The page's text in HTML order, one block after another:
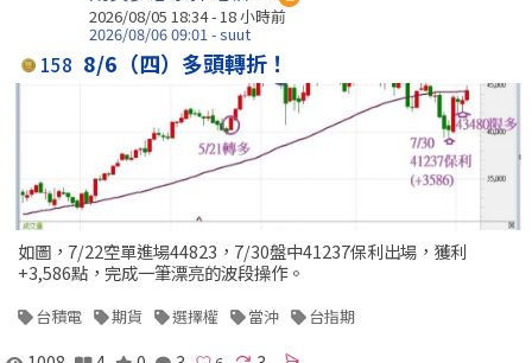
2026/08/05 18:34 - 18 小時前
2026/08/06 09:01 - suut
158 8/6（四）多頭轉折！
如圖，7/22空單進場44823，7/30盤中41237保利出場，獲利
+3,586點，完成一筆漂亮的波段操作。
台積電 期貨 選擇權 當沖 台指期